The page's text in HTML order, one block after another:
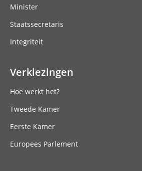
Minister
Staatssecretaris
Integriteit
Verkiezingen
Hoe werkt het?
Tweede Kamer
Eerste Kamer
Europees Parlement